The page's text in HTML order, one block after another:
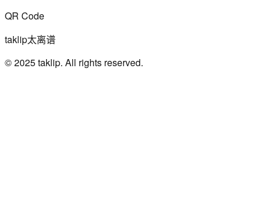
QR Code
taklip太离谱
© 2025 taklip. All rights reserved.